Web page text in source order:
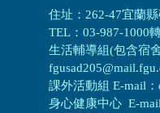
住址：262-47宜蘭
TEL：03-987-1000
生活輔導組(包含宿
課外活動組 E-mail
身心健康中心 E-